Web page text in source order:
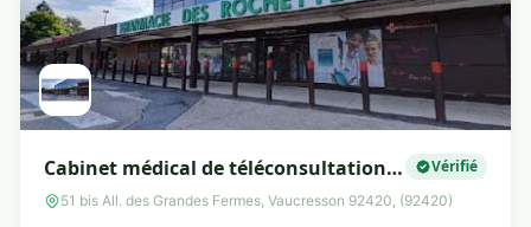
Cabinet médical de téléconsultation
Tessan
Vérifié
51 bis All. des Grandes Fermes, Vaucresson 92420, (92420)